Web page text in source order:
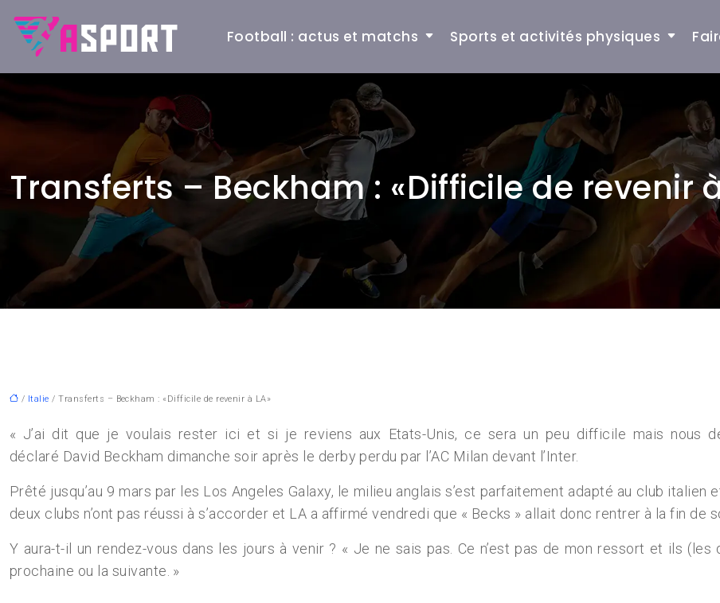
Football : actus et matchs Sports et activités physiques
Transferts – Beckham : «Difficile de revenir
/ Italie / Transferts – Beckham : «Difficile de revenir à LA»
« J’ai dit que je voulais rester ici et si je reviens aux Etats-Unis, ce sera un peu difficile mais nous
déclaré David Beckham dimanche soir après le derby perdu par l’AC Milan devant l’Inter.
Prêté jusqu’au 9 mars par les Los Angeles Galaxy, le milieu anglais s’est parfaitement adapté au club
deux clubs n’ont pas réussi à s’accorder et LA a affirmé vendredi que « Becks » allait donc rentrer à la fin de
Y aura-t-il un rendez-vous dans les jours à venir ? « Je ne sais pas. Ce n’est pas de mon ressort et ils
prochaine ou la suivante. »